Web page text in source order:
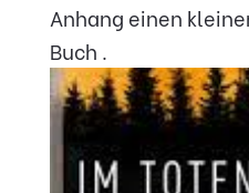
Anhang einen
Buch .